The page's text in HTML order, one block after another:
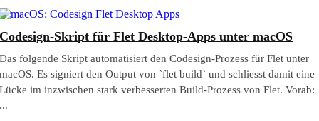
Codesign-Skript für Flet Desktop-Apps unter macOS
Das folgende Skript automatisiert den Codesign-Prozess für Flet unter
macOS. Es signiert den Output von `flet build` und schliesst damit eine
Lücke im inzwischen stark verbesserten Build-Prozess von Flet. Vorab:
...